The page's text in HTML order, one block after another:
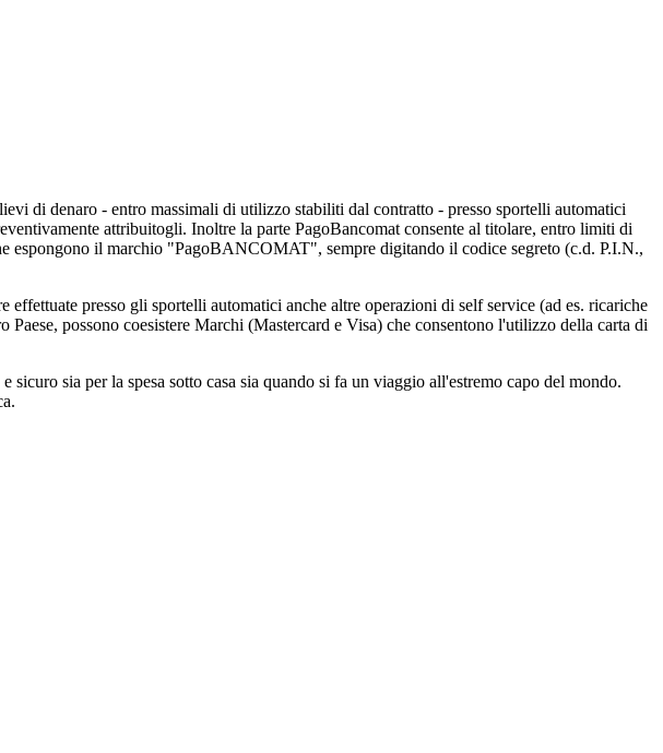
di denaro - entro massimali di utilizzo stabiliti dal contratto - presso sportelli automatici
attribuitogli. Inoltre la parte PagoBancomat consente al titolare, entro limiti di
espongono il marchio "PagoBANCOMAT", sempre digitando il codice segreto (c.d. P.I.N.,
presso gli sportelli automatici anche altre operazioni di self service (ad es. ricariche
possono coesistere Marchi (Mastercard e Visa) che consentono l'utilizzo della carta di
sia per la spesa sotto casa sia quando si fa un viaggio all'estremo capo del mondo.